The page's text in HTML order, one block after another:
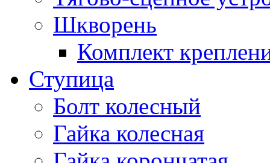
Шкворень
Комплект
Ступица
Болт колесный
Гайка колесная